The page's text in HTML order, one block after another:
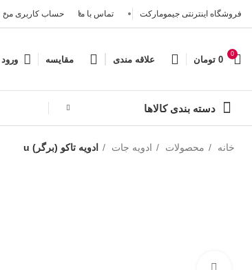
فروشگاه اینترنتی جیمومارکت تماس با ما حساب کاربری من
0
0 تومان علاقه مندی مقایسه
دسته بندی کالاها
خانه محصولات ادویه جات ادویه تاکو (برگر) u